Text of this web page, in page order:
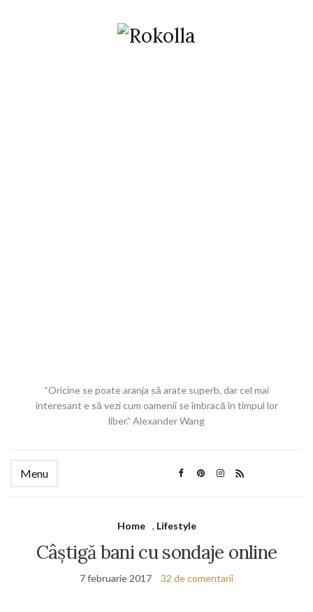
“Oricine se poate aranja să arate superb, dar cel mai
interesant e să vezi cum oamenii se îmbracă în timpul lor
liber.” Alexander Wang
Menu
Home , Lifestyle
Câștigă bani cu sondaje online
7 februarie 2017 32 de comentarii